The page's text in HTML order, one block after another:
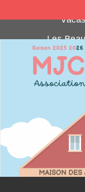
Formations